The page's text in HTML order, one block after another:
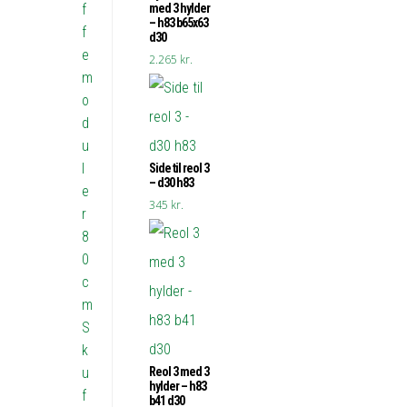
med 3 hylder
– h83 b65x63
d30
2.265 kr.
Side til reol 3
– d30 h83
345 kr.
Reol 3 med 3
hylder – h83
b41 d30
f
f
e
m
o
d
u
l
e
r
8
0
c
m
S
k
u
f